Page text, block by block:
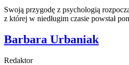
Swoją przygodę z psychologią
z której w niedługim czasie powstał
Barbara Urbaniak
Redaktor